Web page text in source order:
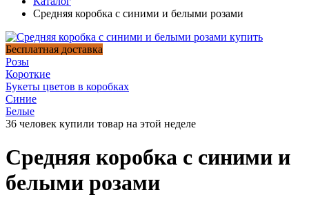
Средняя коробка с синими и белыми розами
Бесплатная доставка
Розы
Короткие
Букеты цветов в коробках
Синие
Белые
36 человек купили товар на этой неделе
Средняя коробка с синими и
белыми розами